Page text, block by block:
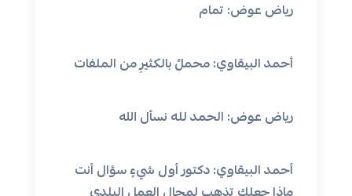
رياض عوض: تمام
أحمد البيقاوي: محملٌ بالكثيرِ من الملفات
رياض عوض: الحمد لله نسأل الله
أحمد البيقاوي: دكتور أول شيءٍ سؤال أنت